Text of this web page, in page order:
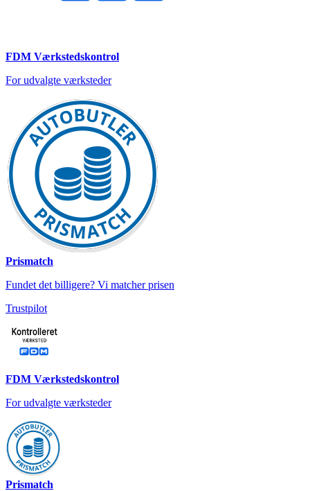
FDM Værkstedskontrol
For udvalgte værksteder
Prismatch
Fundet det billigere? Vi matcher prisen
Trustpilot
FDM Værkstedskontrol
For udvalgte værksteder
Prismatch